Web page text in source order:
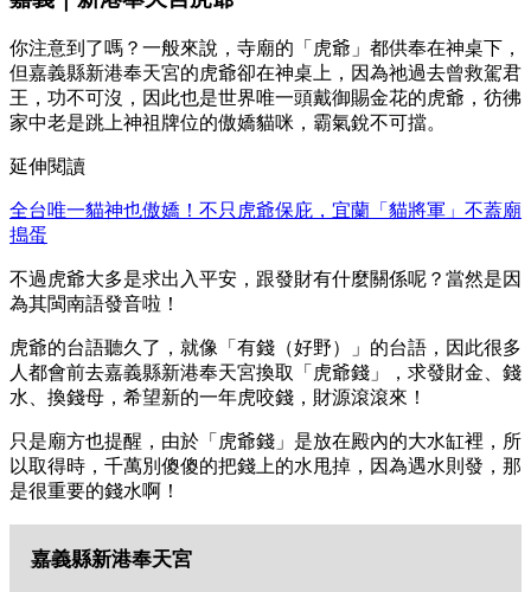
你注意到了嗎？一般來說，寺廟的「虎爺」都供奉在神桌下，
但嘉義縣新港奉天宮的虎爺卻在神桌上，因為祂過去曾救駕君
王，功不可沒，因此也是世界唯一頭戴御賜金花的虎爺，彷彿
家中老是跳上神祖牌位的傲嬌貓咪，霸氣銳不可擋。
延伸閱讀
全台唯一貓神也傲嬌！不只虎爺保庇，宜蘭「貓將軍」不蓋廟
搗蛋
不過虎爺大多是求出入平安，跟發財有什麼關係呢？當然是因
為其閩南語發音啦！
虎爺的台語聽久了，就像「有錢（好野）」的台語，因此很多
人都會前去嘉義縣新港奉天宮換取「虎爺錢」，求發財金、錢
水、換錢母，希望新的一年虎咬錢，財源滾滾來！
只是廟方也提醒，由於「虎爺錢」是放在殿內的大水缸裡，所
以取得時，千萬別傻傻的把錢上的水甩掉，因為遇水則發，那
是很重要的錢水啊！
嘉義縣新港奉天宮